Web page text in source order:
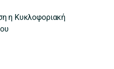
η Κυκλοφοριακή